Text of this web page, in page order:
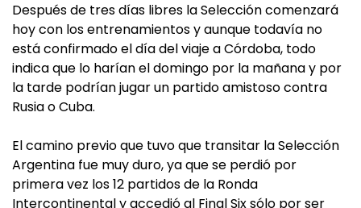
Después de tres días libres la Selección comenzará
hoy con los entrenamientos y aunque todavía no
está confirmado el día del viaje a Córdoba, todo
indica que lo harían el domingo por la mañana y por
la tarde podrían jugar un partido amistoso contra
Rusia o Cuba.
El camino previo que tuvo que transitar la Selección
Argentina fue muy duro, ya que se perdió por
primera vez los 12 partidos de la Ronda
Intercontinental y accedió al Final Six sólo por ser